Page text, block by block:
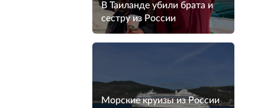
В Таиланде убили брата и
сестру из России
Морские круизы из России